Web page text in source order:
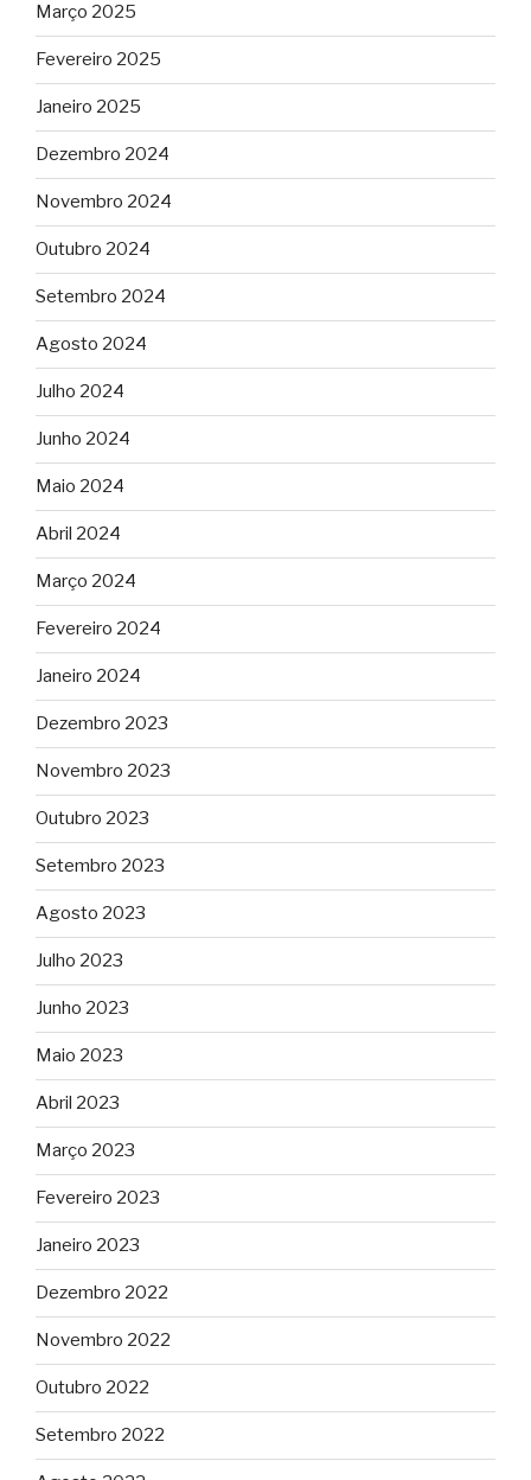
Março 2025
Fevereiro 2025
Janeiro 2025
Dezembro 2024
Novembro 2024
Outubro 2024
Setembro 2024
Agosto 2024
Julho 2024
Junho 2024
Maio 2024
Abril 2024
Março 2024
Fevereiro 2024
Janeiro 2024
Dezembro 2023
Novembro 2023
Outubro 2023
Setembro 2023
Agosto 2023
Julho 2023
Junho 2023
Maio 2023
Abril 2023
Março 2023
Fevereiro 2023
Janeiro 2023
Dezembro 2022
Novembro 2022
Outubro 2022
Setembro 2022